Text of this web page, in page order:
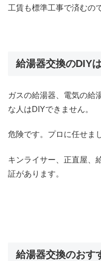
工賃も標準工事で済むの
給湯器交換のDIY
ガスの給湯器、電気の給
な人はDIYできません。
危険です。プロに任せま
キンライサー、正直屋、
証があります。
給湯器交換のお